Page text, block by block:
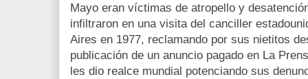
Mayo eran víctimas de atropello y
infiltraron en una visita del canciller
Aires en 1977, reclamando por sus nietitos
publicación de un anuncio pagado en La
les dio realce mundial potenciando sus